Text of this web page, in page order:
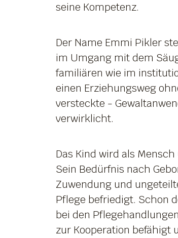
seine Kompetenz.
Der Name Emmi Pikler
im Umgang mit dem
familiären wie im
einen Erziehungsweg
versteckte -
verwirklicht.
Das Kind wird als
Sein Bedürfnis nach
Zuwendung und
Pflege befriedigt. Schon
bei den
zur Kooperation befähigt